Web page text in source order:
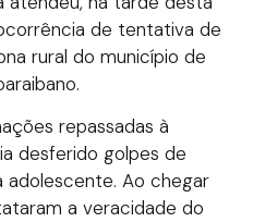
de tentativa de
rural do município de
repassadas à
desferido golpes de
Ao chegar
a veracidade do